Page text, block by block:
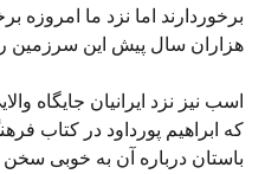
برخوردارند اما نزد ما امروزه
هزاران سال پیش این سرزمین
اسب نیز نزد ایرانیان جایگاه
که ابراهیم پورداود در کتاب
باستان درباره آن به خوبی